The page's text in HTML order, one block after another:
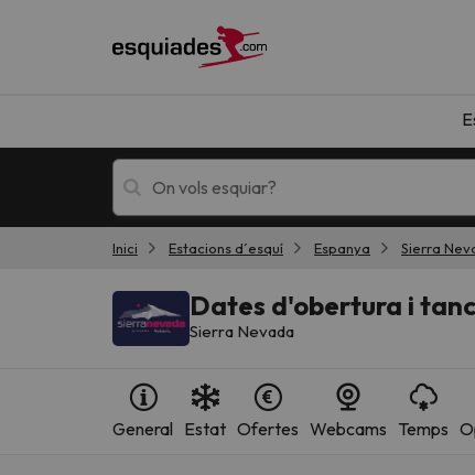
Inici Estacions d´esquí Espanya Sierra
Dates d'obertura i
Sierra Nevada
General Estat Ofertes Webcams Temps